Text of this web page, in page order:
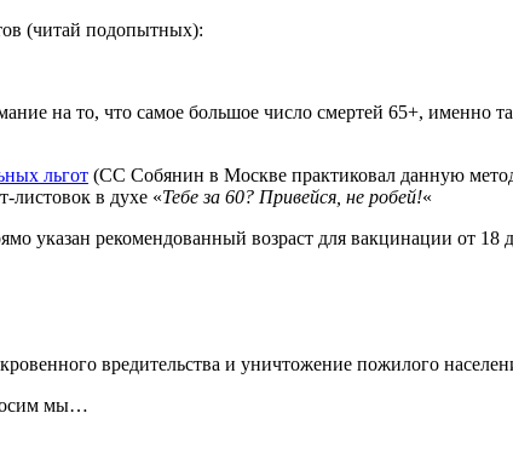
(читай подопытных):
на то, что самое большое число смертей 65+, именно
льгот (СС Собянин в Москве практиковал данную
листовок в духе «Тебе за 60? Привейся, не робей!«
указан рекомендованный возраст для вакцинации от 18
вредительства и уничтожение пожилого
мы…